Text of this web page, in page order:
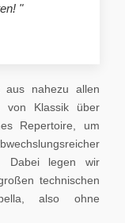
"
aus nahezu allen
von Klassik über
Repertoire, um
Dabei legen wir
technischen
also ohne